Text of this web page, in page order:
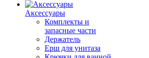
Аксессуары
Комплекты и
запасные части
Держатель
Ерш для унитаза